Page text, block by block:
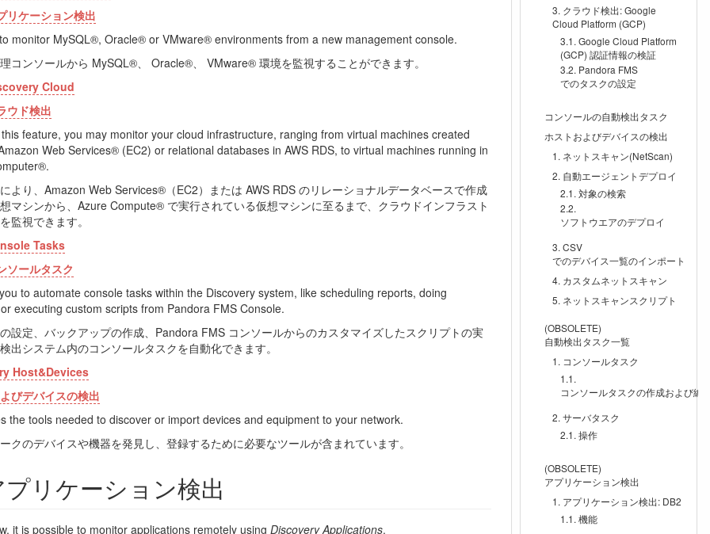
クラウド検出: Google
Cloud Platform (GCP)
Google Cloud Platform
(GCP) 認証情報の検証
Pandora FMS
でのタスクの設定
コンソールの自動検出タスク
ホストおよびデバイスの検出
ネットスキャン(NetScan)
自動エージェントデプロイ
対象の検索
ソフトウエアのデプロイ
CSV
でのデバイス一覧のインポート
カスタムネットスキャン
ネットスキャンスクリプト
(OBSOLETE)
自動検出タスク一覧
コンソールタスク
コンソールタスクの作成および編
サーバタスク
操作
(OBSOLETE)
アプリケーション検出
アプリケーション検出: DB2
機能
リケーション検出
monitor MySQL®, Oracle® or VMware® environments from a new management console.
コンソールから MySQL®、 Oracle®、 VMware® 環境を監視することができます。
Cloud
ウド検出
feature, you may monitor your cloud infrastructure, ranging from virtual machines created
Web Services® (EC2) or relational databases in AWS RDS, to virtual machines running in
より、Amazon Web Services®（EC2）または AWS RDS のリレーショナルデータベースで作成
マシンから、Azure Compute® で実行されている仮想マシンに至るまで、クラウドインフラスト
監視できます。
Tasks
ソールタスク
to automate console tasks within the Discovery system, like scheduling reports, doing
executing custom scripts from Pandora FMS Console.
設定、バックアップの作成、Pandora FMS コンソールからのカスタマイズしたスクリプトの実
出システム内のコンソールタスクを自動化できます。
Host&Devices
びデバイスの検出
the tools needed to discover or import devices and equipment to your network.
クのデバイスや機器を発見し、登録するために必要なツールが含まれています。
プリケーション検出
it is possible to monitor applications remotely using Discovery Applications.